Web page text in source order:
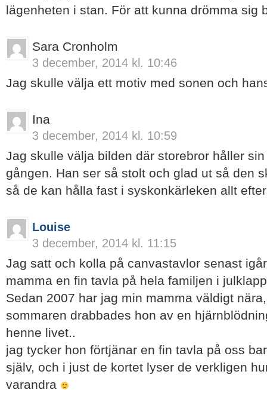
lägenheten i stan. För att kunna drömma sig
Sara Cronholm
3 december, 2014 kl. 10:46
Jag skulle välja ett motiv med sonen och
Ina
3 december, 2014 kl. 10:59
Jag skulle välja bilden där storebror håller
gången. Han ser så stolt och glad ut så den
så de kan hålla fast i syskonkärleken allt
Louise
3 december, 2014 kl. 11:15
Jag satt och kolla på canvastavlor senast
mamma en fin tavla på hela familjen i
Sedan 2007 har jag min mamma väldigt
sommaren drabbades hon av en
henne livet..
jag tycker hon förtjänar en fin tavla på oss
själv, och i just de kortet lyser de verkligen
varandra